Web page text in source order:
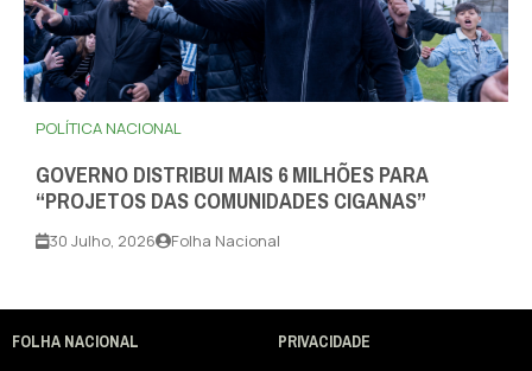
POLÍTICA NACIONAL
GOVERNO DISTRIBUI MAIS 6 MILHÕES PARA
“PROJETOS DAS COMUNIDADES CIGANAS”
30 Julho, 2026 Folha Nacional
FOLHA NACIONAL PRIVACIDADE